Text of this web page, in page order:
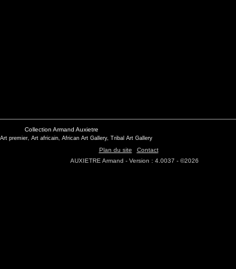
Collection Armand Auxietre
premier, Art africain, African Art Gallery, Tribal Art Gallery
Plan du site
Contact
AUXIETRE Armand - Version : 4.0037 - ©2026